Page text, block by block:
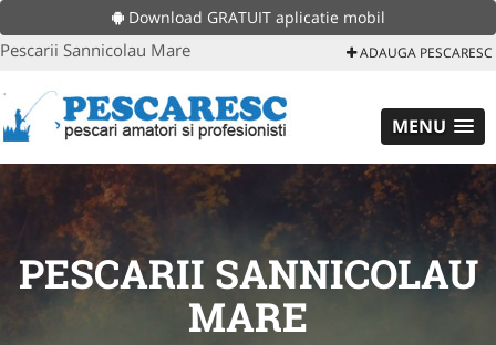
Download GRATUIT aplicatie mobil
Pescarii Sannicolau Mare ADAUGA PESCARESC
MENU
PESCARII SANNICOLAU
MARE